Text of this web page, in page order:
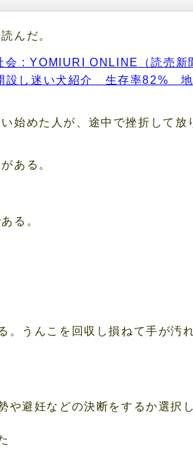
んだ。
: YOMIURI ONLINE（読売新
し迷い犬紹介 生存率82% 地
始めた人が、途中で挫折して放
ある。
る。
。うんこを回収し損ねて手が汚
や避妊などの決断をするか選択